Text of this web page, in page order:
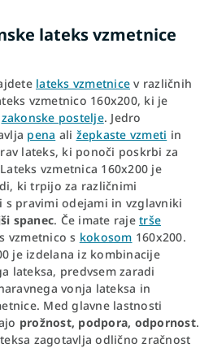
lateks vzmetnice
lateks vzmetnice v različnih
vzmetnico 160x200, ki je
zakonske postelje. Jedro
pena ali žepkaste vzmeti in
lateks, ki ponoči poskrbi za
vzmetnica 160x200 je
ki trpijo za različnimi
pravimi odejami in vzglavniki
spanec. Če imate raje trše
vzmetnico s kokosom 160x200.
je izdelana iz kombinacije
lateksa, predvsem zaradi
vonja lateksa in
Med glavne lastnosti
prožnost, podpora, odpornost.
zagotavlja odlično zračnost